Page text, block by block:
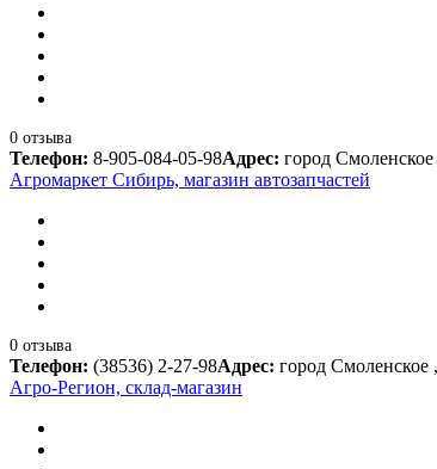
0 отзыва
Телефон: 8-905-084-05-98Адрес: город
Агромаркет Сибирь, магазин автозапчастей
0 отзыва
Телефон: (38536) 2-27-98Адрес: город Смоленское
Агро-Регион, склад-магазин